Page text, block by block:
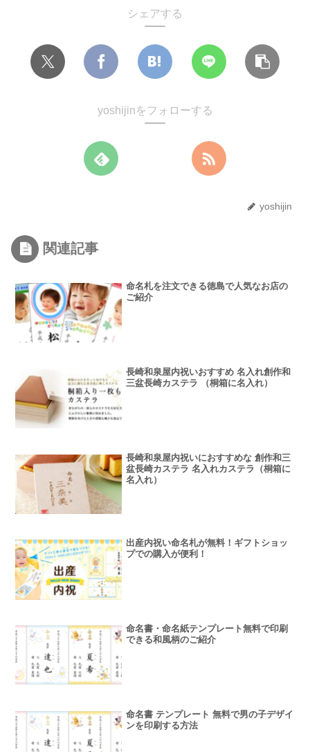
シェアする
yoshijinをフォローする
yoshijin
関連記事
命名札を注文できる徳島で人気なお店の
ご紹介
長崎和泉屋内祝いおすすめ 名入れ創作和
三盆長崎カステラ （桐箱に名入れ）
長崎和泉屋内祝いにおすすめな 創作和三
盆長崎カステラ 名入れカステラ（桐箱に
名入れ）
出産内祝い命名札が無料！ギフトショッ
プでの購入が便利！
命名書・命名紙テンプレート無料で印刷
できる和風柄のご紹介
命名書 テンプレート 無料で男の子デザイ
ンを印刷する方法